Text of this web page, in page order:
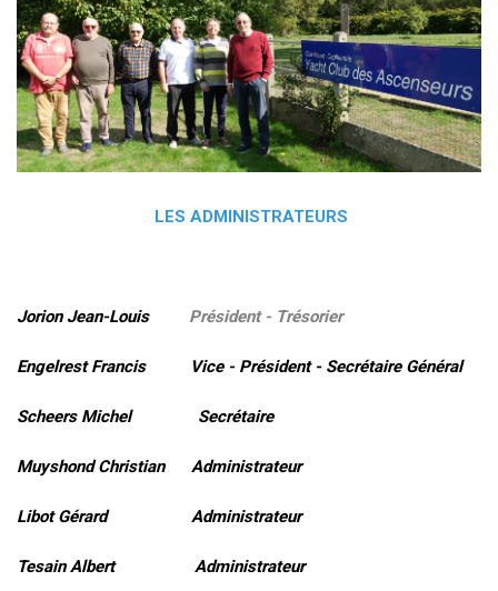
LES ADMINISTRATEURS
Jorion Jean-Louis Président - Trésorier
Engelrest Francis Vice - Président - Secrétaire Général
Scheers Michel Secrétaire
Muyshond Christian Administrateur
Libot Gérard Administrateur
Tesain Albert Administrateur